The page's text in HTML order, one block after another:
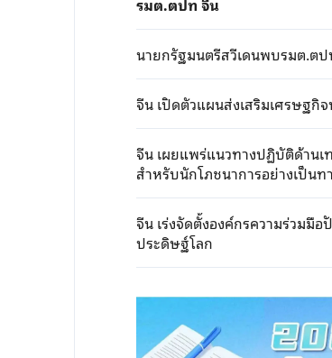
นายกรัฐมนตรีสวีเดนพบรมต.ต
จีน เปิดตัวแผนส่งเสริมเศรษฐกิ
จีน เผยแพร่แนวทางปฏิบัติด้านเ
สำหรับนักโภชนาการอย่างเป็นท
จีน เร่งจัดตั้งองค์กรความร่วมมื
ประดิษฐ์โลก